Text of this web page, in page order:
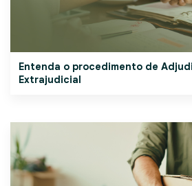
Entenda o procedimento de
Extrajudicial